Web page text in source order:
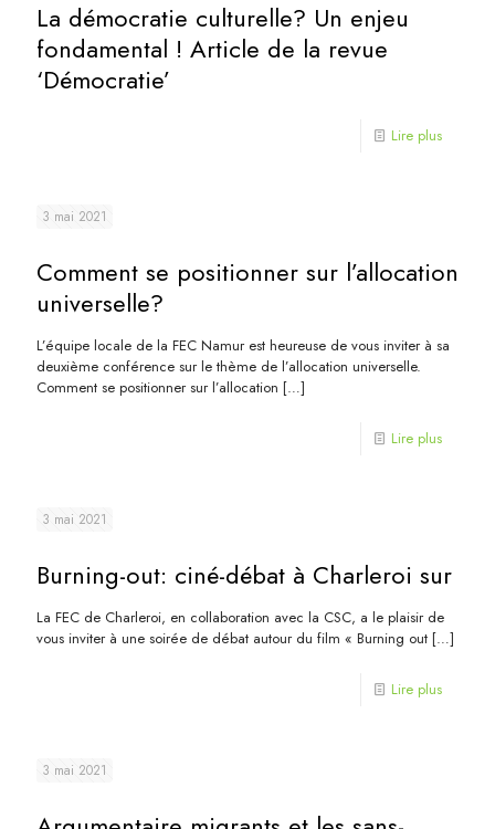
La démocratie culturelle? Un enjeu
fondamental ! Article de la revue
‘Démocratie’
Lire plus
3 mai 2021
Comment se positionner sur l’allocation
universelle?
L’équipe locale de la FEC Namur est heureuse de vous inviter à sa
deuxième conférence sur le thème de l’allocation universelle.
Comment se positionner sur l’allocation […]
Lire plus
3 mai 2021
Burning-out: ciné-débat à Charleroi sur
La FEC de Charleroi, en collaboration avec la CSC, a le plaisir de
vous inviter à une soirée de débat autour du film « Burning out […]
Lire plus
3 mai 2021